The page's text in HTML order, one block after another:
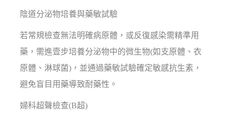
陰道分泌物培養與藥敏試驗
若常規檢查無法明確病原體，或反復感染需精準用
藥，需進壹步培養分泌物中的微生物(如支原體、衣
原體、淋球菌)，並通過藥敏試驗確定敏感抗生素，
避免盲目用藥導致耐藥性。
婦科超聲檢查(B超)